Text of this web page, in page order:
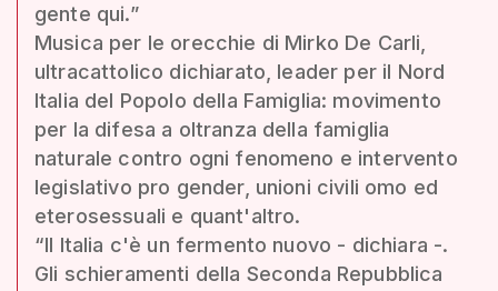
gente qui.”
Musica per le orecchie di Mirko De Carli,
ultracattolico dichiarato, leader per il Nord
Italia del Popolo della Famiglia: movimento
per la difesa a oltranza della famiglia
naturale contro ogni fenomeno e intervento
legislativo pro gender, unioni civili omo ed
eterosessuali e quant'altro.
“Il Italia c'è un fermento nuovo - dichiara -.
Gli schieramenti della Seconda Repubblica